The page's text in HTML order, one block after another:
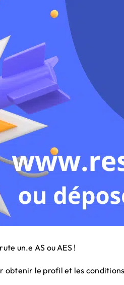
un.e AS ou AES !
obtenir le profil et les